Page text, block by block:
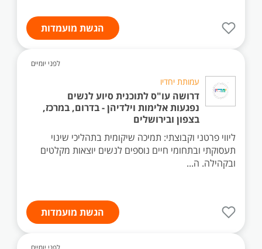
הגשת מועמדות
לפני יומיים
עמותת יחדיו
דרושה עו"ס לתוכנית סיוע לנשים
נפגעות אלימות וילדיהן - בדרום, במרכז,
בצפון ובירושלים
ליווי פרטני וקבוצתי: תמיכה שיקומית בתהליכי שינוי
תעסוקתי ובתחומי חיים נוספים לנשים יוצאות מקלטים
ובקהילה. ה...
הגשת מועמדות